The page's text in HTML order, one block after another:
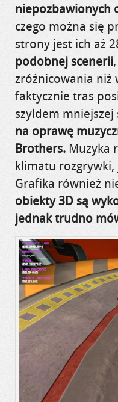
niepozbawionych
czego można się
strony jest ich aż
podobnej scenerii
zróżnicowania niż
faktycznie tras
szyldem
na oprawę
Brothers. Muzyka
klimatu
Grafika również
obiekty 3D są
jednak trudno